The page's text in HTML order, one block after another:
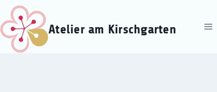
Inhalt
springen
Atelier am Kirschgarten